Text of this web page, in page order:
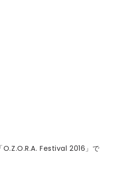
O.Z.O.R.A. Festival 2016」で